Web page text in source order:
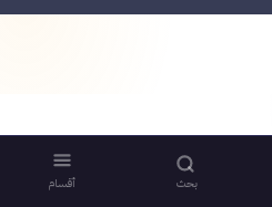
بحث أقسام